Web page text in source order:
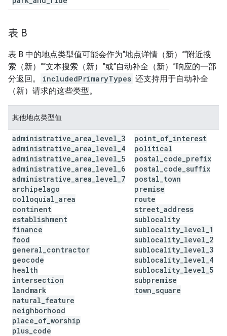
表 B
表 B 中的地点类型值可能会作为“地点详情（新）”“附近搜
索（新）”“文本搜索（新）”或“自动补全（新）”响应的一部
分返回。
includedPrimaryTypes 还支持用于自动补全
（新）请求的这些类型。
其他地点类型值
administrative area level 3
administrative area level 4
administrative area level 5
administrative area level 6
administrative area level 7
archipelago
colloquial area
continent
establishment
finance
food
general contractor
geocode
health
intersection
landmark
natural feature
neighborhood
place of worship
plus code
point of interest
political
postal code prefix
postal code suffix
postal town
premise
route
street address
sublocality
sublocality level 1
sublocality level 2
sublocality level 3
sublocality level 4
sublocality level 5
subpremise
town square